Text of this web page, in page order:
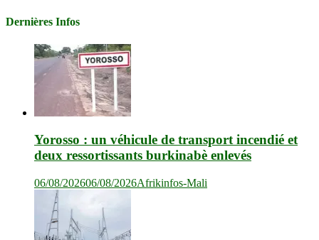
Dernières Infos
Yorosso : un véhicule de transport incendié et
deux ressortissants burkinabè enlevés
06/08/202606/08/2026Afrikinfos-Mali